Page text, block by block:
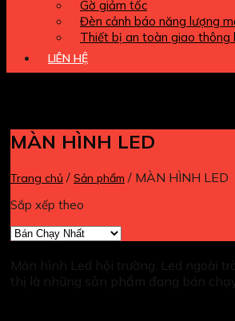
Gờ giảm tốc
Đèn cảnh báo năng lượng
Thiết bị an toàn giao thông
LIÊN HỆ
MÀN HÌNH LED
Trang chủ / Sản phẩm / MÀN HÌNH LED
Sắp xếp theo
Màn hình Led hội trường, Led ngoài
thị là những sản phẩm đang bán